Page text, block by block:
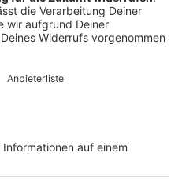
0%
abgeschlossen.
abgegeben.